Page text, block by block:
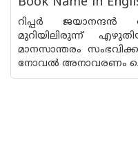
റിപ്പര്‍
മുറിയിലിരുന്ന്
മാനസാന്തരം
നോവല്‍ അനാവരണം